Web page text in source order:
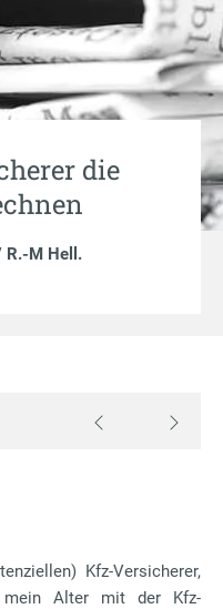
die
M Hell .
Kfz-Versicherer,
Alter mit der Kfz-